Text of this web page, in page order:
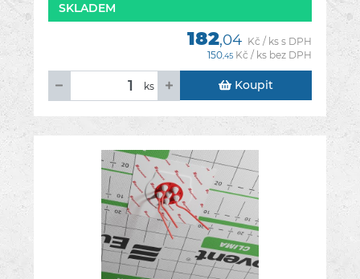
SKLADEM
182,04 Kč / ks s DPH
150,45 Kč / ks bez DPH
ks Koupit